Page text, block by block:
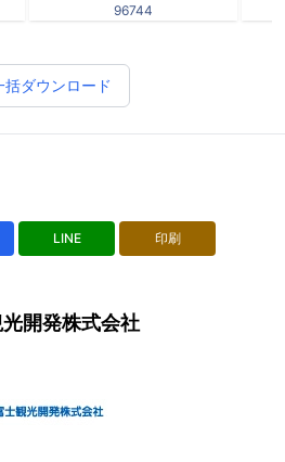
96744
括ダウンロード
LINE 印刷
開発株式会社